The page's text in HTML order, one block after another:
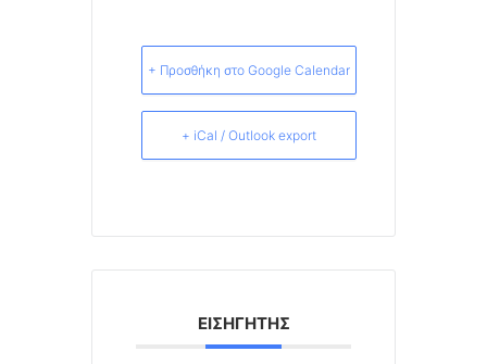
+ Προσθήκη στο Google Calendar
+ iCal / Outlook export
ΕΙΣΗΓΗΤΉΣ